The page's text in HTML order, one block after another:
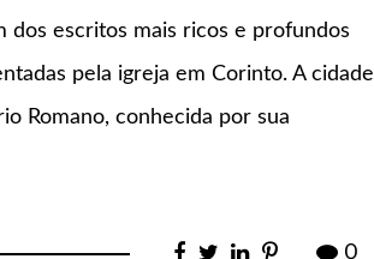
dos escritos mais ricos e profundos
pela igreja em Corinto. A cidade
Romano, conhecida por sua
0